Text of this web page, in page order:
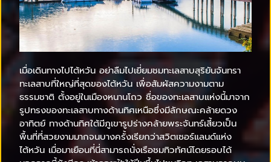
เมื่อเดินทางไปไต้หวัน อย่าลืมไปเยี่ยมชมทะเลสาบสุริยันจันทรา
ทะเลสาบที่ใหญ่ที่สุดของไต้หวัน เพื่อสัมผัสความงามตาม
ธรรมชาติ ตั้งอยู่ในเมืองหนานโถว ชื่อของทะเลสาบแห่งนี้มาจาก
รูปทรงของทะเลสาบทางด้านทิศเหนือซึ่งมีลักษณะคล้ายดวง
อาทิตย์ ทางด้านทิศใต้มีภูเขารูปร่างคล้ายพระจันทร์เสี้ยวเป็น
พื้นที่ที่สวยงามมากจนบางครั้งเรียกว่าสวิตเซอร์แลนด์แห่ง
ไต้หวัน เมื่อมาเยือนที่นี่สามารถนั่งเรือชมทิวทัศน์โดยรอบได้